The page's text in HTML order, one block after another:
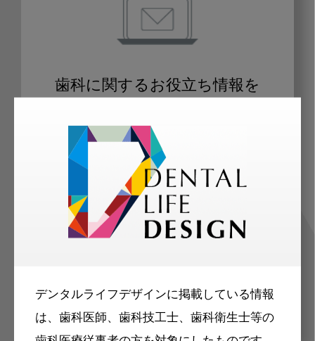
デンタルライフデザインに掲載している情報
は、歯科医師、歯科技工士、歯科衛生士等の
歯科に関するお役立ち情報を
ご登録いただいた職種（歯科医師、歯
科衛生士、歯科技工士）に合わせた内
容のメールマガジンをお届けします。